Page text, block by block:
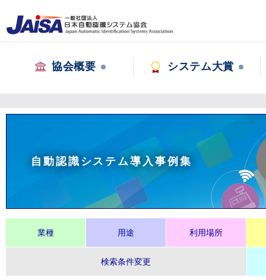
協会概要 システム大賞
自動認識システム導入事例集
業種 用途 利用場所
検索条件変更